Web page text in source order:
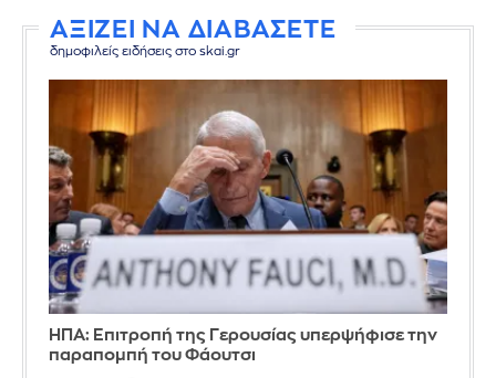
ΑΞΙΖΕΙ ΝΑ ΔΙΑΒΑΣΕΤΕ
δημοφιλείς ειδήσεις στο skai.gr
ΗΠΑ: Επιτροπή της Γερουσίας υπερψήφισε την
παραπομπή του Φάουτσι